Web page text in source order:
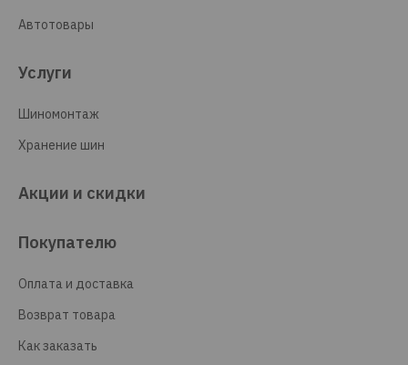
Автотовары
Услуги
Шиномонтаж
Хранение шин
Акции и скидки
Покупателю
Оплата и доставка
Возврат товара
Как заказать